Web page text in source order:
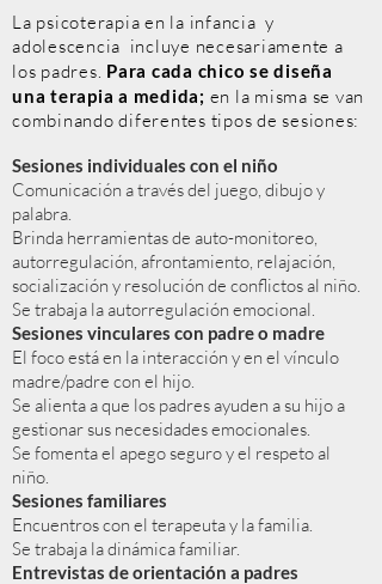
La psicoterapia en la infancia y
adolescencia incluye necesariamente a
los padres. Para cada chico se diseña
una terapia a medida; en la misma se van
combinando diferentes tipos de sesiones:
Sesiones individuales con el niño
Comunicación a través del juego, dibujo y
palabra.
Brinda herramientas de auto-monitoreo,
autorregulación, afrontamiento, relajación,
socialización y resolución de conflictos al niño.
Se trabaja la autorregulación emocional.
Sesiones vinculares con padre o madre
El foco está en la interacción y en el vínculo
madre/padre con el hijo.
Se alienta a que los padres ayuden a su hijo a
gestionar sus necesidades emocionales.
Se fomenta el apego seguro y el respeto al
niño.
Sesiones familiares
Encuentros con el terapeuta y la familia.
Se trabaja la dinámica familiar.
Entrevistas de orientación a padres